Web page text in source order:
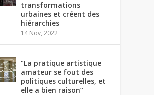
transformations
urbaines et créent des
hiérarchies
14 Nov, 2022
“La pratique artistique
amateur se fout des
politiques culturelles, et
elle a bien raison”